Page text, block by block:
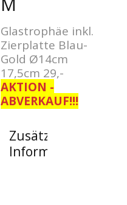
Glastrophäe inkl.
Zierplatte Blau-
Gold Ø14cm
17,5cm 29,-
AKTION -
ABVERKAUF!!!
Zusätzliche
Informationen